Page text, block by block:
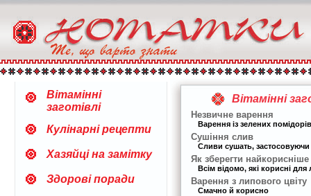
Вітамінні
заготівлі
Кулінарні рецепти
Хазяйці на замітку
Здорові поради
Вітамінні
Незвичне варення
Варення із зелених
Сушіння слив
Сливи сушать, застосовуючи
Як зберегти найкорисніше
Всім відомо, які корисні
Варення з липового цвіту
Смачно й корисно